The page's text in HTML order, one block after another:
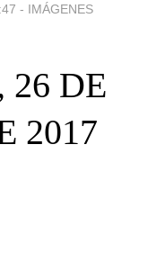
- IMÁGENES
26 DE
2017